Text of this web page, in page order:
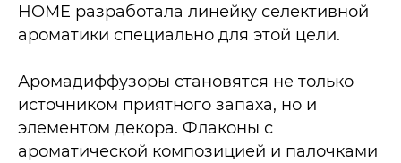
HOME разработала линейку селективной
ароматики специально для этой цели.​
Аромадиффузоры становятся не только
источником приятного запаха, но и
элементом декора. Флаконы с
ароматической композицией и палочками